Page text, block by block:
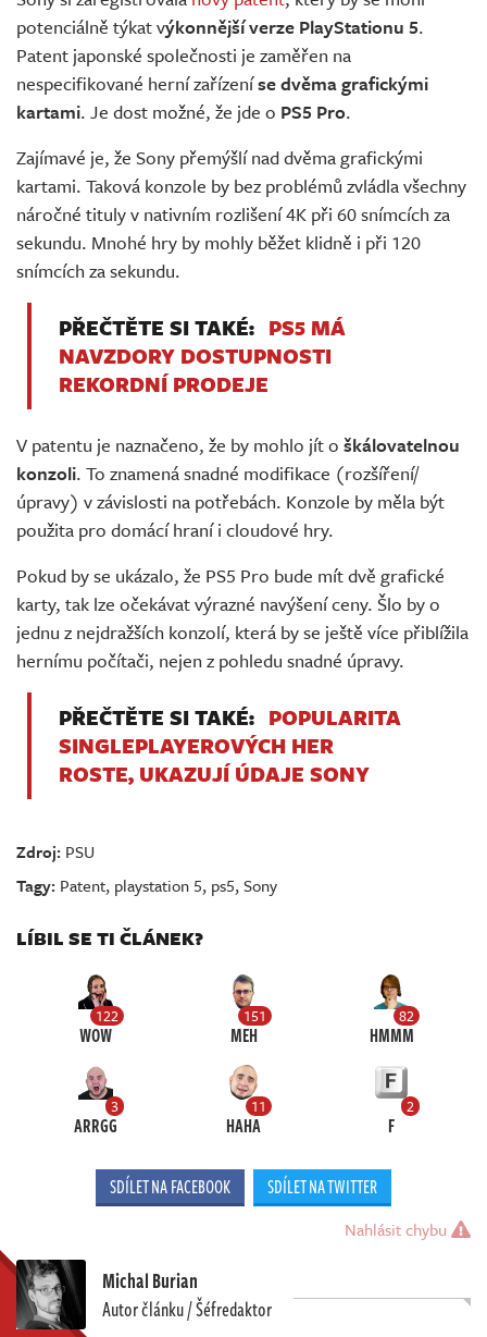
Živě
potenciálně týkat výkonnější verze PlayStationu 5.
Patent japonské společnosti je zaměřen na
nespecifikované herní zařízeníse dvěma grafickými
kartami. Je dost možné, že jde o PS5 Pro.
Zajímavé je, že Sony přemýšlí nad dvěma grafickými
kartami. Taková konzole by bez problémů zvládla všechny
náročné tituly v nativním rozlišení 4K při 60 snímcích za
sekundu. Mnohé hry by mohly běžet klidně i při 120
snímcích za sekundu.
PŘEČTĚTE SI TAKÉ: PS5 MÁ
NAVZDORY DOSTUPNOSTI
REKORDNÍ PRODEJE
V patentu je naznačeno, že by mohlo jít o škálovatelnou
konzoli. To znamená snadné modifikace (rozšíření/
úpravy) v závislosti na potřebách. Konzole by měla být
použita pro domácí hraní i cloudové hry.
Pokud by se ukázalo, že PS5 Pro bude mít dvě grafické
karty, tak lze očekávat výrazné navýšení ceny. Šlo by o
jednu z nejdražších konzolí, která by se ještě více přiblížila
hernímu počítači, nejen z pohledu snadné úpravy.
PŘEČTĚTE SI TAKÉ: POPULARITA
SINGLEPLAYEROVÝCH HER
ROSTE, UKAZUJÍ ÚDAJE SONY
Zdroj: PSU
Tagy: Patent, playstation 5, ps5,Sony
LÍBIL SE TI ČLÁNEK?
122
WOW
151
MEH
82
HMMM
3
ARRGG
11
HAHA
2
F
SDÍLET NA FACEBOOK SDÍLET NA TWITTER
Nahlásit chybu
Michal Burian
Autor článku / Šéfredaktor